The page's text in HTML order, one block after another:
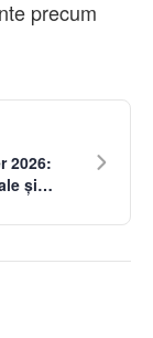
precum
2026:
și